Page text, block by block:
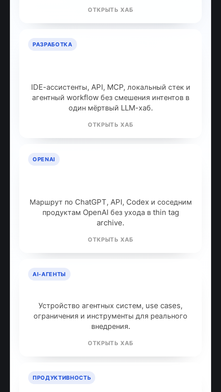
ОТКРЫТЬ ХАБ
РАЗРАБОТКА
IDE-ассистенты, API, MCP, локальный стек и
агентный workflow без смешения интентов в
один мёртвый LLM-хаб.
ОТКРЫТЬ ХАБ
OPENAI
Маршрут по ChatGPT, API, Codex и соседним
продуктам OpenAI без ухода в thin tag
archive.
ОТКРЫТЬ ХАБ
AI-АГЕНТЫ
Устройство агентных систем, use cases,
ограничения и инструменты для реального
внедрения.
ОТКРЫТЬ ХАБ
ПРОДУКТИВНОСТЬ